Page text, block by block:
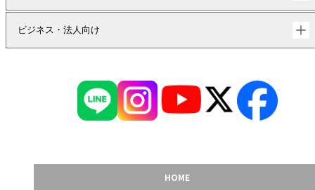
ビジネス・法人向け
HOME